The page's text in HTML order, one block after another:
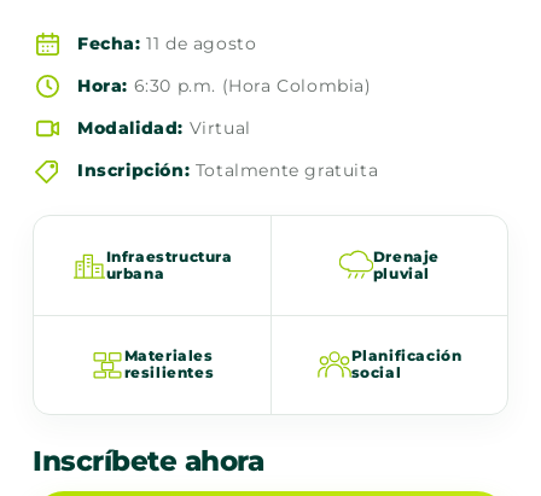
Fecha: 11 de agosto
Hora: 6:30 p.m. (Hora Colombia)
Modalidad: Virtual
Inscripción: Totalmente gratuita
Infraestructura
urbana
Drenaje
pluvial
Materiales
resilientes
Planificación
social
Inscríbete ahora